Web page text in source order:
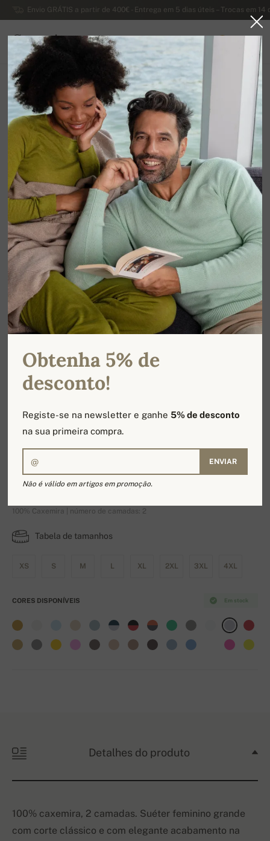
Envio GRÁTIS a partir de 400€ - Entrega em 5 dias úteis – Trocas em
Caxemira
PORTUGAL
Página principal
Suéteres femininos luxuosos de caxemira
Suéteres de caxemira com decotes redondos
Line
100% Caxemira | número de camadas: 2
Tabela de tamanhos
XS S M L XL 2XL 3XL 4XL
Em stock
CORES DISPONÍVEIS
Detalhes do produto
100% caxemira, 2 camadas. Suéter feminino grande
com corte clássico e com elegante acabamento na
Obtenha 5% de
desconto!
Registe-se na newsletter e ganhe5% de desconto
na sua primeira compra.
ENVIAR
Não é válido em artigos em promoção.